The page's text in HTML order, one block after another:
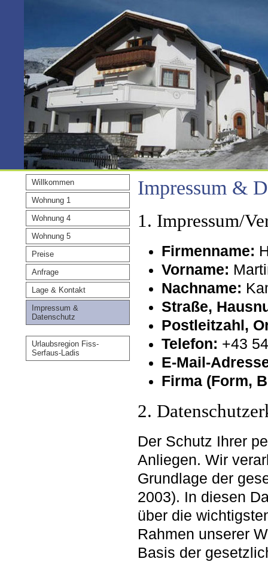
Willkommen
Wohnung 1
Wohnung 4
Wohnung 5
Preise
Anfrage
Lage & Kontakt
Impressum &
Datenschutz
Urlaubsregion Fiss-
Serfaus-Ladis
Impressum &
1. Impressum/
Firmenname:
Vorname:
Nachname:
Straße,
Postleitzahl,
Telefon: +43
E-Mail-
Firma (Form,
2.
Der Schutz Ihrer
Anliegen. Wir
Grundlage der
2003). In diesen
über die
Rahmen unserer
Basis der